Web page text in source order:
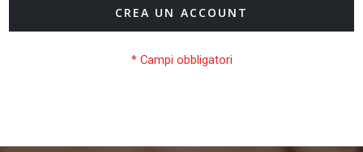
CREA UN ACCOUNT